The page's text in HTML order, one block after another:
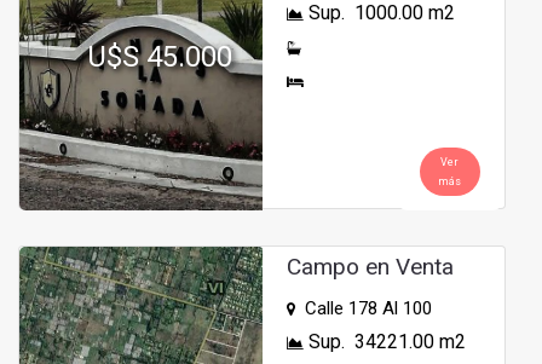
U$S 45.000
Sup. 1000.00 m2
Ver
más
Campo en Venta
Calle 178 Al 100
Sup. 34221.00 m2